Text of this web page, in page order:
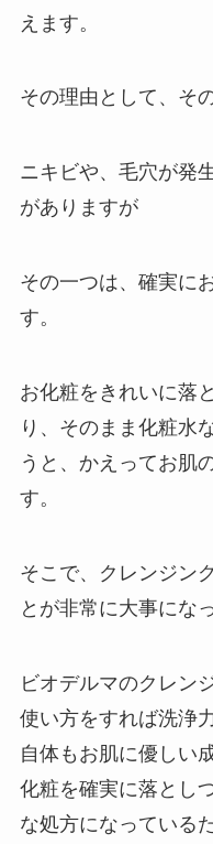
えます。
その理由として、そ
ニキビや、毛穴が発
がありますが
その一つは、確実に
す。
お化粧をきれいに落
り、そのまま化粧水
うと、かえってお肌
す。
そこで、クレンジン
とが非常に大事にな
ビオデルマのクレン
使い方をすれば洗浄
自体もお肌に優しい
化粧を確実に落とし
な処方になっている